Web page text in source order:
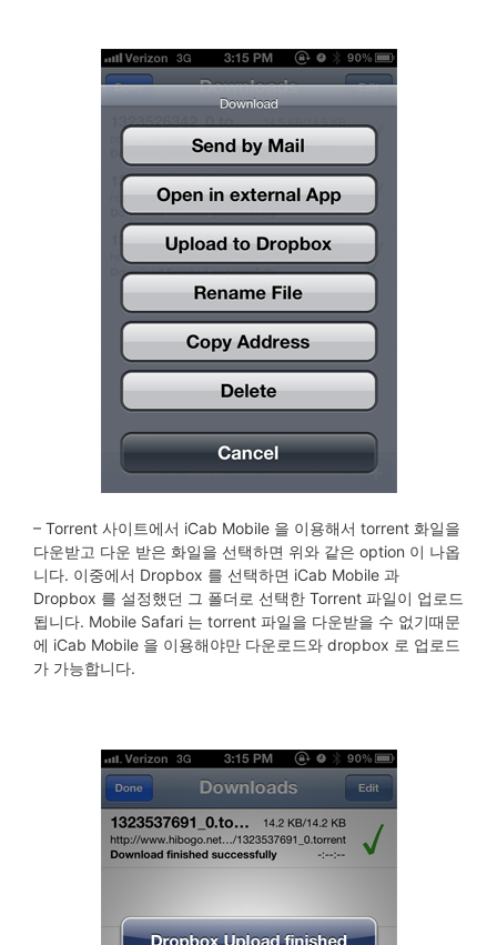
– Torrent 사이트에서 iCab Mobile 을 이용해서 torrent 화일을
다운받고 다운 받은 화일을 선택하면 위와 같은 option 이 나옵
니다. 이중에서 Dropbox 를 선택하면 iCab Mobile 과
Dropbox 를 설정했던 그 폴더로 선택한 Torrent 파일이 업로드
됩니다. Mobile Safari 는 torrent 파일을 다운받을 수 없기때문
에 iCab Mobile 을 이용해야만 다운로드와 dropbox 로 업로드
가 가능합니다.